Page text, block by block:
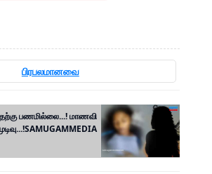
பிரபலமானவை
பணமில்லை...! மாணவி